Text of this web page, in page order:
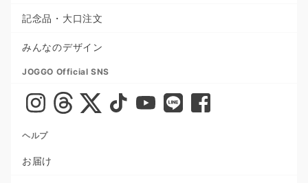
記念品・大口注文
みんなのデザイン
JOGGO Official SNS
ヘルプ
お届け